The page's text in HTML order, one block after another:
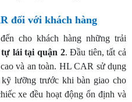
đối với khách hàng
cho khách hàng những trải
tự lái tại quận 2. Đầu tiên, tất cả
và an toàn. HL CAR sử dụng
lưỡng trước khi bàn giao cho
xe đều hoạt động ổn định và